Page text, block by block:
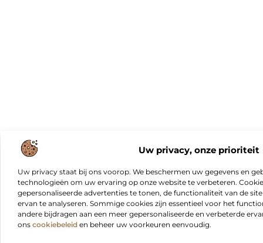
Uw privacy, onze prioriteit
Uw privacy staat bij ons voorop. We beschermen uw gegevens en
technologieën om uw ervaring op onze website te verbeteren.
gepersonaliseerde advertenties te tonen, de functionaliteit van de
ervan te analyseren. Sommige cookies zijn essentieel voor het
andere bijdragen aan een meer gepersonaliseerde en verbeterde
ons cookiebeleid en beheer uw voorkeuren eenvoudig.